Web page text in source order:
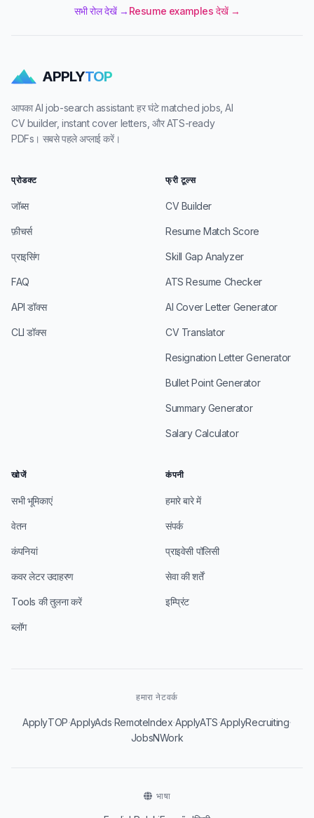
सभी रोल देखें → Resume examples देखें →
APPLYTOP
आपका AI job-search assistant: हर घंटे matched jobs, AI
CV builder, instant cover letters, और ATS-ready
PDFs। सबसे पहले अप्लाई करें।
प्रोडक्ट
जॉब्स
फ़ीचर्स
प्राइसिंग
FAQ
API डॉक्स
CLI डॉक्स
फ्री टूल्स
CV Builder
Resume Match Score
Skill Gap Analyzer
ATS Resume Checker
AI Cover Letter Generator
CV Translator
Resignation Letter Generator
Bullet Point Generator
Summary Generator
Salary Calculator
खोजें
सभी भूमिकाएं
वेतन
कंपनियां
कवर लेटर उदाहरण
Tools की तुलना करें
ब्लॉग
कंपनी
हमारे बारे में
संपर्क
प्राइवेसी पॉलिसी
सेवा की शर्तें
इम्प्रिंट
हमारा नेटवर्क
ApplyTOP·ApplyAds·RemoteIndex·ApplyATS·ApplyRecruiting·
JobsNWork
भाषा